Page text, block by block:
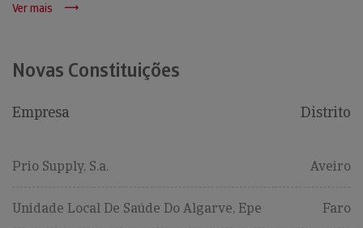
Ver mais
Novas Constituições
Empresa Distrito
Prio Supply, S.a. Aveiro
Unidade Local De Saúde Do Algarve, Epe Faro